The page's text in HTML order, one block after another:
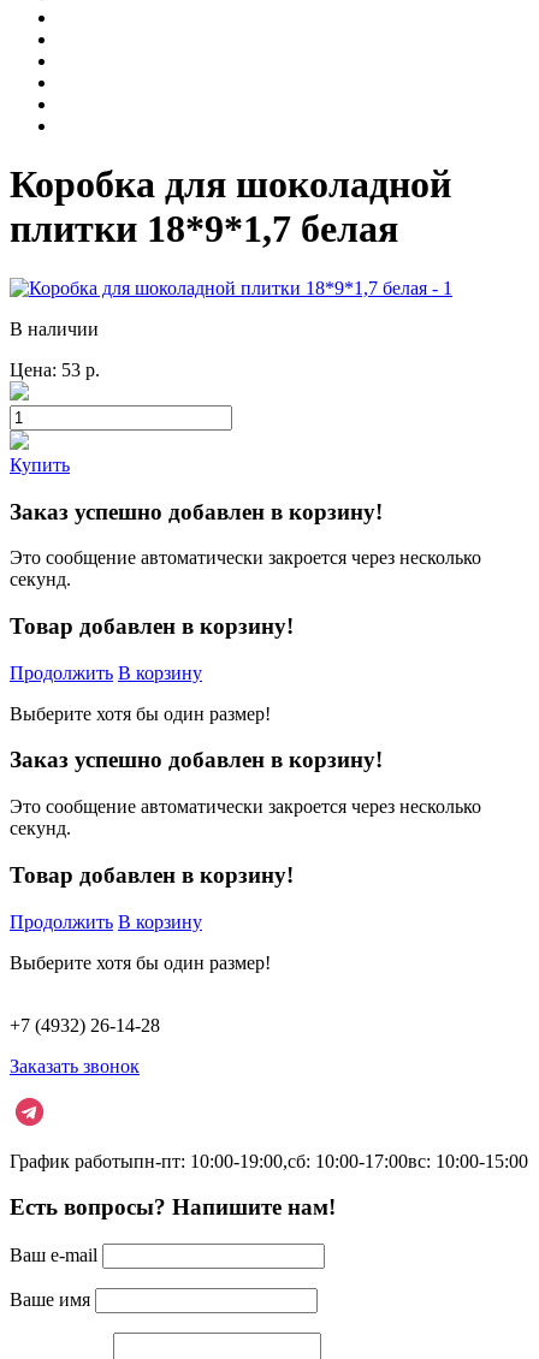
Коробка для шоколадной
плитки 18*9*1,7 белая
В наличии
Цена: 53 р.
Купить
Заказ успешно добавлен в корзину!
Это сообщение автоматически закроется через несколько
секунд.
Товар добавлен в корзину!
Продолжить В корзину
Выберите хотя бы один размер!
Заказ успешно добавлен в корзину!
Это сообщение автоматически закроется через несколько
секунд.
Товар добавлен в корзину!
Продолжить В корзину
Выберите хотя бы один размер!
+7 (4932) 26-14-28
Заказать звонок
График работыпн-пт: 10:00-19:00,сб: 10:00-17:00вс: 10:00-15:00
Есть вопросы? Напишите нам!
Ваш e-mail
Ваше имя